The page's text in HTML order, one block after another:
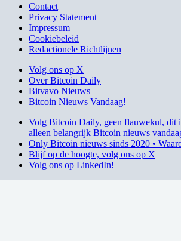
Contact
Privacy Statement
Impressum
Cookiebeleid
Redactionele Richtlijnen
Volg ons op X
Over Bitcoin Daily
Bitvavo Nieuws
Bitcoin Nieuws Vandaag!
Volg Bitcoin Daily, geen flauwekul, dit
alleen belangrijk Bitcoin nieuws
Only Bitcoin nieuws sinds 2020 •
Blijf op de hoogte, volg ons op X
Volg ons op LinkedIn!